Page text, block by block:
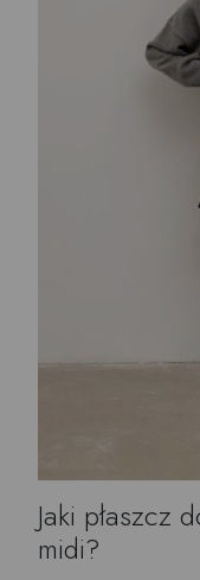
Jaki płaszcz
midi?